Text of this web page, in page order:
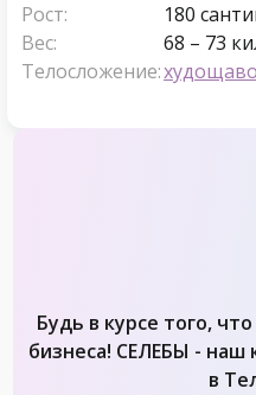
Рост:
180
Вес:
68 – 73
Телосложение:
Будь в курсе того,
бизнеса! СЕЛЕБЫ - наш
в